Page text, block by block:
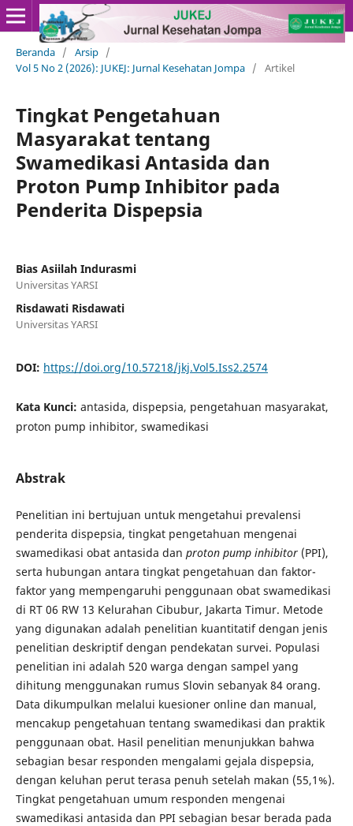
Beranda / Arsip /
Vol 5 No 2 (2026): JUKEJ: Jurnal Kesehatan Jompa / Artikel
Tingkat Pengetahuan
Masyarakat tentang
Swamedikasi Antasida dan
Proton Pump Inhibitor pada
Penderita Dispepsia
Bias Asiilah Indurasmi
Universitas YARSI
Risdawati Risdawati
Universitas YARSI
DOI: https://doi.org/10.57218/jkj.Vol5.Iss2.2574
Kata Kunci: antasida, dispepsia, pengetahuan masyarakat,
proton pump inhibitor, swamedikasi
Abstrak
Penelitian ini bertujuan untuk mengetahui prevalensi
penderita dispepsia, tingkat pengetahuan mengenai
swamedikasi obat antasida dan proton pump inhibitor(PPI),
serta hubungan antara tingkat pengetahuan dan faktor-
faktor yang mempengaruhi penggunaan obat swamedikasi
di RT 06 RW 13 Kelurahan Cibubur, Jakarta Timur. Metode
yang digunakan adalah penelitian kuantitatif dengan jenis
penelitian deskriptif dengan pendekatan survei. Populasi
penelitian ini adalah 520 warga dengan sampel yang
dihitung menggunakan rumus Slovin sebanyak 84 orang.
Data dikumpulkan melalui kuesioner online dan manual,
mencakup pengetahuan tentang swamedikasi dan praktik
penggunaan obat. Hasil penelitian menunjukkan bahwa
sebagian besar responden mengalami gejala dispepsia,
dengan keluhan perut terasa penuh setelah makan (55,1%).
Tingkat pengetahuan umum responden mengenai
swamedikasi antasida dan PPI sebagian besar berada pada